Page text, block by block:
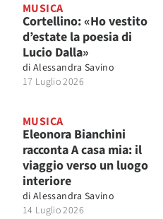
MUSICA
Cortellino: «Ho vestito
d’estate la poesia di
Lucio Dalla»
di Alessandra Savino
17 Luglio 2026
MUSICA
Eleonora Bianchini
racconta A casa mia: il
viaggio verso un luogo
interiore
di Alessandra Savino
14 Luglio 2026